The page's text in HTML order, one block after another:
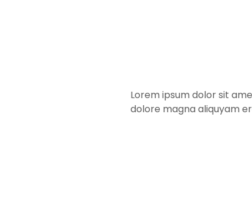
Lorem ipsum dolor sit
dolore magna aliquyam